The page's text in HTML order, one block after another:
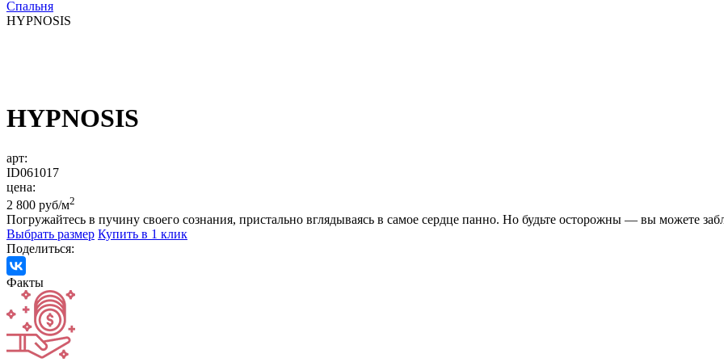
Спальня
HYPNOSIS
HYPNOSIS
арт:
ID061017
цена:
2 800 руб/м2
Погружайтесь в пучину своего сознания, пристально вглядываясь в самое сердце панно. Но будьте осторожны — вы можете
Выбрать размер Купить в 1 клик
Поделиться:
Факты